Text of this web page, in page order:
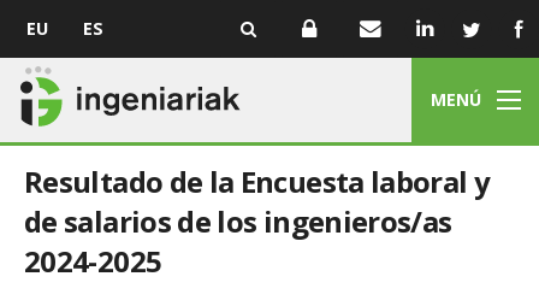
EU ES
MENÚ
Resultado de la Encuesta laboral y
de salarios de los ingenieros/as
2024-2025